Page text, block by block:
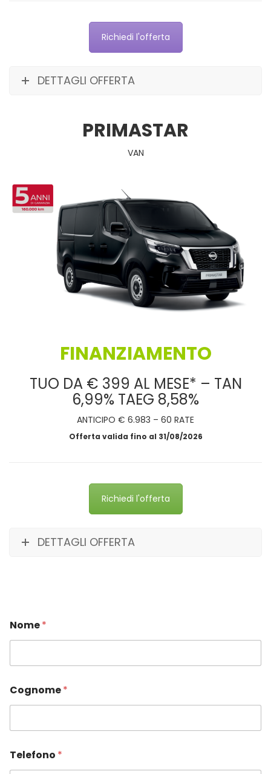
Richiedi l'offerta
DETTAGLI OFFERTA
PRIMASTAR
VAN
FINANZIAMENTO
TUO DA € 399 AL MESE* – TAN
6,99% TAEG 8,58%
ANTICIPO € 6.983 – 60 RATE
Offerta valida fino al 31/08/2026
Richiedi l'offerta
DETTAGLI OFFERTA
Nome*
Cognome*
Telefono *